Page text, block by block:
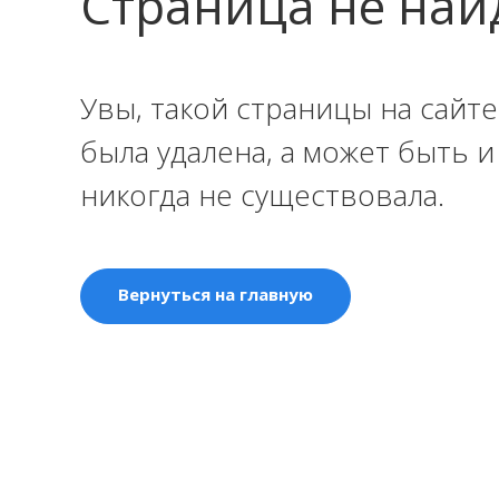
Увы, такой страницы на
была удалена, а может быть
никогда не существовала.
Вернуться на главную